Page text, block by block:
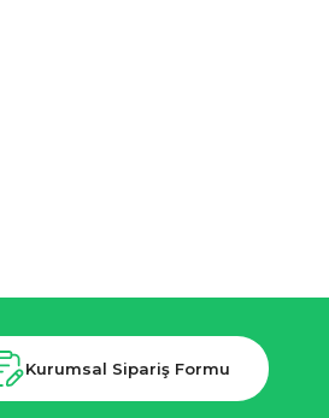
Kurumsal Sipariş Formu